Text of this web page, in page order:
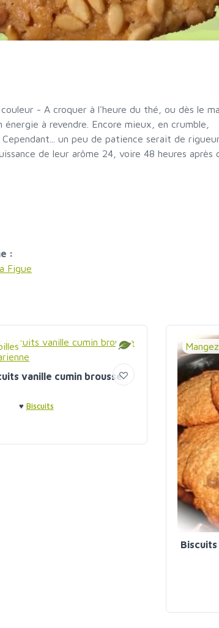
- A croquer à l'heure du thé, ou dès le
à revendre. Encore mieux, en crumble,
un peu de patience serait de
de leur arôme 24, voire 48 heures après
:
Figue
vanille cumin brousse
♥ Biscuits